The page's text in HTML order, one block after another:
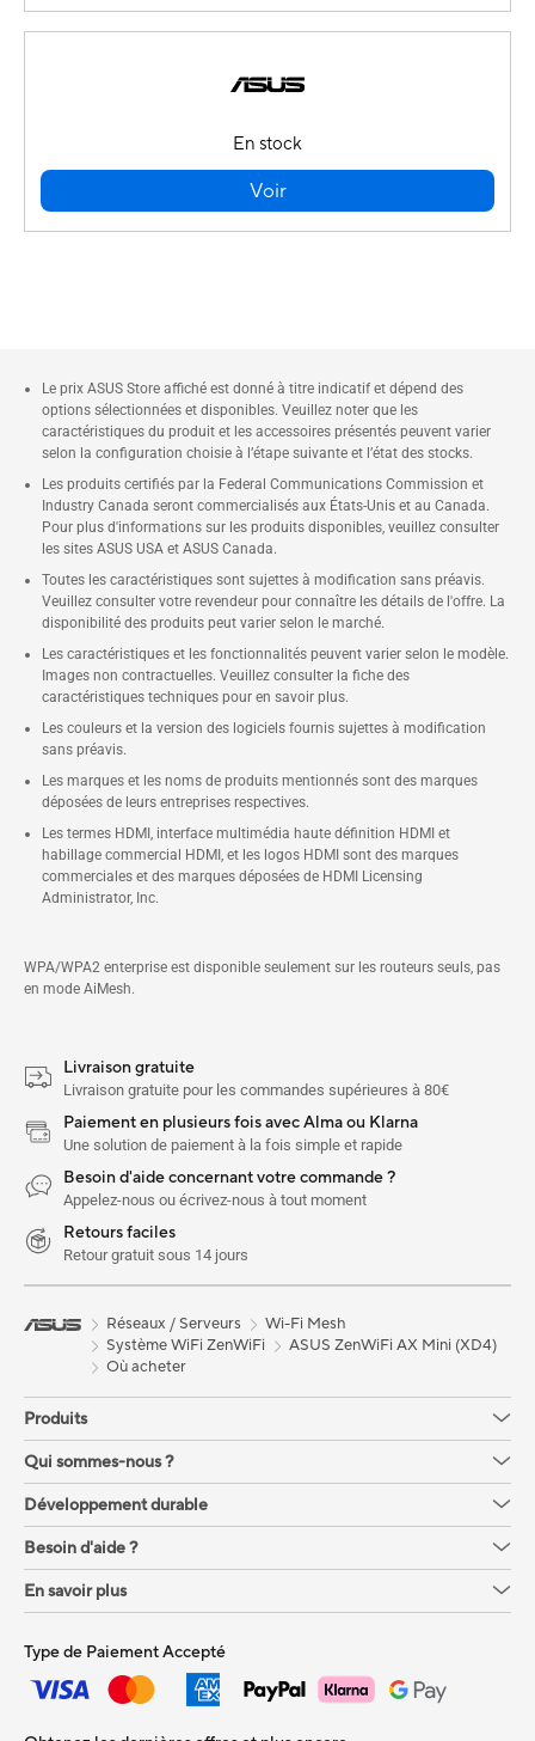
En stock
Voir
Le prix ASUS Store affiché est donné à titre indicatif et dépend des
options sélectionnées et disponibles. Veuillez noter que les
caractéristiques du produit et les accessoires présentés peuvent varier
selon la configuration choisie à l’étape suivante et l’état des stocks.
Les produits certifiés par la Federal Communications Commission et
Industry Canada seront commercialisés aux États-Unis et au Canada.
Pour plus d'informations sur les produits disponibles, veuillez consulter
les sites ASUS USA et ASUS Canada.
Toutes les caractéristiques sont sujettes à modification sans préavis.
Veuillez consulter votre revendeur pour connaître les détails de l'offre. La
disponibilité des produits peut varier selon le marché.
Les caractéristiques et les fonctionnalités peuvent varier selon le modèle.
Images non contractuelles. Veuillez consulter la fiche des
caractéristiques techniques pour en savoir plus.
Les couleurs et la version des logiciels fournis sujettes à modification
sans préavis.
Les marques et les noms de produits mentionnés sont des marques
déposées de leurs entreprises respectives.
Les termes HDMI, interface multimédia haute définition HDMI et
habillage commercial HDMI, et les logos HDMI sont des marques
commerciales et des marques déposées de HDMI Licensing
Administrator, Inc.
WPA/WPA2 enterprise est disponible seulement sur les routeurs seuls, pas
en mode AiMesh.
Livraison gratuite
Livraison gratuite pour les commandes supérieures à 80€
Paiement en plusieurs fois avec Alma ou Klarna
Une solution de paiement à la fois simple et rapide
Besoin d'aide concernant votre commande ?
Appelez-nous ou écrivez-nous à tout moment
Retours faciles
Retour gratuit sous 14 jours
Réseaux / Serveurs
Wi-Fi Mesh
Système WiFi ZenWiFi
ASUS ZenWiFi AX Mini (XD4)
Où acheter
Produits
Qui sommes-nous ?
Développement durable
Besoin d'aide ?
En savoir plus
Type de Paiement Accepté